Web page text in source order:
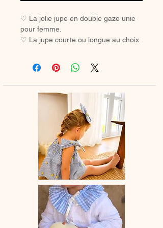
♡ La jolie jupe en double gaze unie
pour femme.
♡ La jupe courte ou longue au choix
votre mini.
♡Ce tissu au tombé fluide, connu
pour ses propriétés robustes et
respirant est aussi d'une extrême
douceur et donc très agréable à
porter.
♡ Le délai de fabrication est de 7 à
28 jours ouvrés selon les commandes
en cours.
♡ Lavage à la main ou en machine
30° max, couleurs similaires,
essorage délicat. Ne pas utilser de